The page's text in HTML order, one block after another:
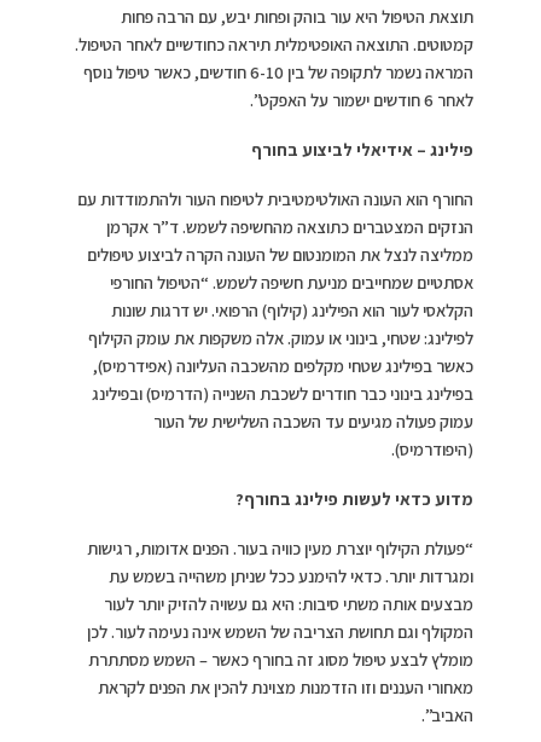
תוצאת הטיפול היא עור בוהק ופחות יבש, עם הרבה פחות
קמטוטים. התוצאה האופטימלית תיראה כחודשיים לאחר הטיפול.
המראה נשמר לתקופה של בין 6-10 חודשים, כאשר טיפול נוסף
לאחר 6 חודשים ישמור על האפקט”.
פילינג – אידיאלי לביצוע בחורף
החורף הוא העונה האולטימטיבית לטיפוח העור ולהתמודדות עם
הנזקים המצטברים כתוצאה מהחשיפה לשמש. ד”ר אקרמן
ממליצה לנצל את המומנטום של העונה הקרה לביצוע טיפולים
אסתטיים שמחייבים מניעת חשיפה לשמש. “הטיפול החורפי
הקלאסי לעור הוא הפילינג (קילוף) הרפואי. יש דרגות שונות
לפילינג: שטחי, בינוני או עמוק. אלה משקפות את עומק הקילוף
כאשר בפילינג שטחי מקלפים מהשכבה העליונה (אפידרמיס),
בפילינג בינוני כבר חודרים לשכבת השנייה (הדרמיס) ובפילינג
עמוק פעולה מגיעים עד השכבה השלישית של העור
(היפודרמיס).
מדוע כדאי לעשות פילינג בחורף?
“פעולת הקילוף יוצרת מעין כוויה בעור. הפנים אדומות, רגישות
ומגרדות יותר. כדאי להימנע ככל שניתן משהייה בשמש עת
מבצעים אותה משתי סיבות: היא גם עשויה להזיק יותר לעור
המקולף וגם תחושת הצריבה של השמש אינה נעימה לעור. לכן
מומלץ לבצע טיפול מסוג זה בחורף כאשר – השמש מסתתרת
מאחורי העננים וזו הזדמנות מצוינת להכין את הפנים לקראת
האביב”.